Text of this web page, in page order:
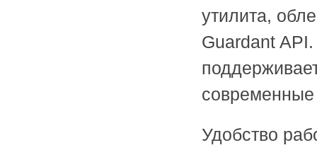
утилита,
Guardant
современные
Удобство